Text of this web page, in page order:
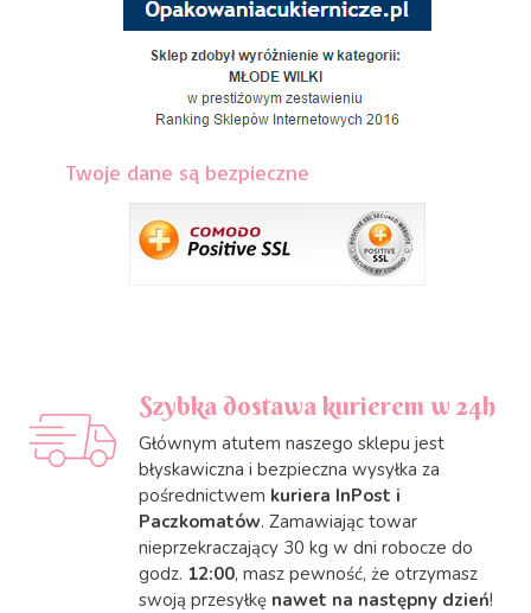
Twoje dane są bezpieczne
Szybka dostawa kurierem w 24h
Głównym atutem naszego sklepu jest
błyskawiczna i bezpieczna wysyłka za
pośrednictwem kuriera InPost i
Paczkomatów. Zamawiając towar
nieprzekraczający 30 kg w dni robocze do
godz. 12:00, masz pewność, że otrzymasz
swoją przesyłkę nawet na następny dzień!